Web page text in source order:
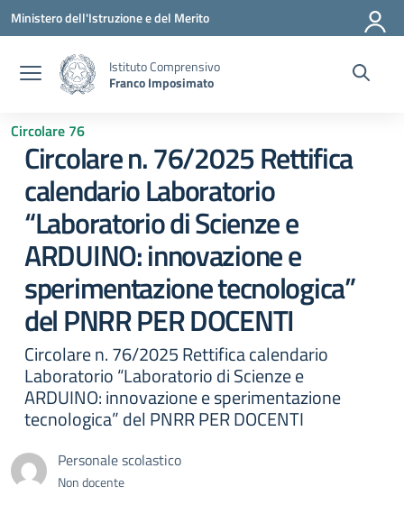
Vai ai contenuti
Vai al menu di navigazione
Vai al footer
Ministero dell'Istruzione e del Merito
Istituto Comprensivo
Franco Imposimato
Circolare 76
Circolare n. 76/2025 Rettifica
calendario Laboratorio
“Laboratorio di Scienze e
ARDUINO: innovazione e
sperimentazione tecnologica”
del PNRR PER DOCENTI
Circolare n. 76/2025 Rettifica calendario
Laboratorio “Laboratorio di Scienze e
ARDUINO: innovazione e sperimentazione
tecnologica” del PNRR PER DOCENTI
Personale scolastico
Non docente